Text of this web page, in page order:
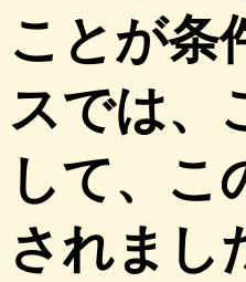
ことが条
スでは、
して、こ
されま